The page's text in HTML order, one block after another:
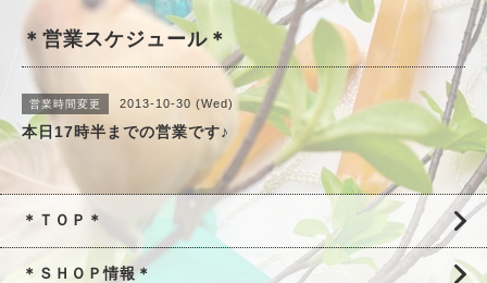
＊営業スケジュール＊
営業時間変更 2013-10-30 (Wed)
本日17時半までの営業です♪
＊ＴＯＰ＊
＊ＳＨＯＰ情報＊